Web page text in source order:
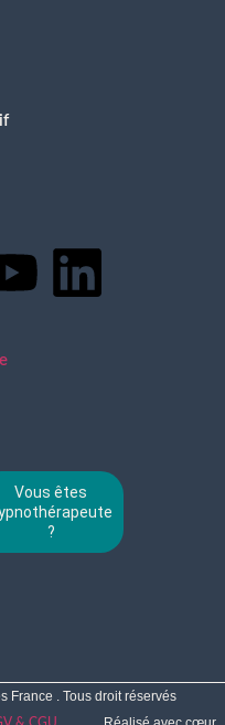
Vous êtes
?
France . Tous droit réservés
& CGU